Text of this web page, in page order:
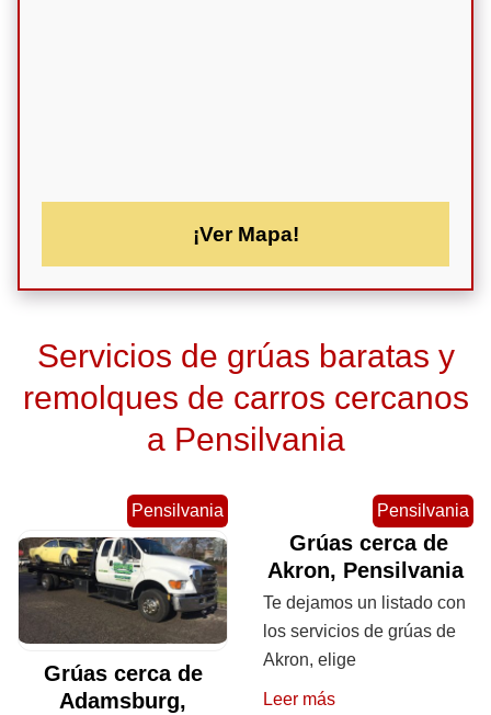
¡Ver Mapa!
Servicios de grúas baratas y
remolques de carros cercanos
a Pensilvania
Pensilvania
Grúas cerca de
Adamsburg,
Pensilvania
Grúas cerca de
Akron, Pensilvania
Te dejamos un listado con
los servicios de grúas de
Akron, elige
Leer más